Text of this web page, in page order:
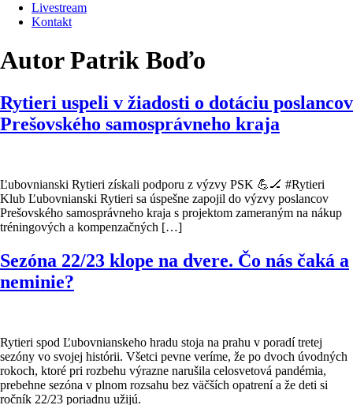
Livestream
Kontakt
AutorPatrik Boďo
Rytieri uspeli v žiadosti o dotáciu poslancov
Prešovského samosprávneho kraja
Ľubovnianski Rytieri získali podporu z výzvy PSK 💪🏒 #Rytieri
Klub Ľubovnianski Rytieri sa úspešne zapojil do výzvy poslancov
Prešovského samosprávneho kraja s projektom zameraným na nákup
tréningových a kompenzačných […]
Sezóna 22/23 klope na dvere. Čo nás čaká a
neminie?
Rytieri spod Ľubovnianskeho hradu stoja na prahu v poradí tretej
sezóny vo svojej histórii. Všetci pevne veríme, že po dvoch úvodných
rokoch, ktoré pri rozbehu výrazne narušila celosvetová pandémia,
prebehne sezóna v plnom rozsahu bez väčších opatrení a že deti si
ročník 22/23 poriadnu užijú.